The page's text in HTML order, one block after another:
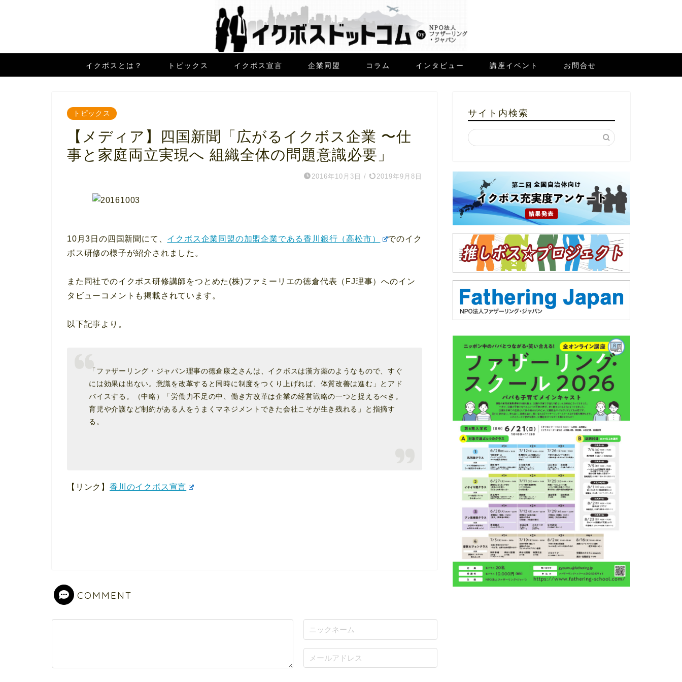
イクボスとは？ トピックス イクボス宣言 企業同盟 コラム インタビュー 講座イベント お問合せ
トピックス
【メディア】四国新聞「広がるイクボス企業 〜仕
事と家庭両立実現へ 組織全体の問題意識必要」
2016年10月3日 / 2019年9月8日
10月3日の四国新聞にて、 イクボス企業同盟の加盟企業である香川銀行（高松市）
でのイク
ボス研修の様子が紹介されました。
また同社でのイクボス研修講師をつとめた(株)ファミーリエの徳倉代表（FJ理事）へのイン
タビューコメントも掲載されています。
以下記事より。
「ファザーリング・ジャパン理事の徳倉康之さんは、イクボスは漢方薬のようなもので、すぐ
には効果は出ない。意識を改革すると同時に制度をつくり上げれば、体質改善は進む」とアド
バイスする。（中略）「労働力不足の中、働き方改革は企業の経営戦略の一つと捉えるべき。
育児や介護など制約がある人をうまくマネジメントできた会社こそが生き残れる」と指摘す
る。
【リンク】 香川のイクボス宣言
COMMENT
サイト内検索